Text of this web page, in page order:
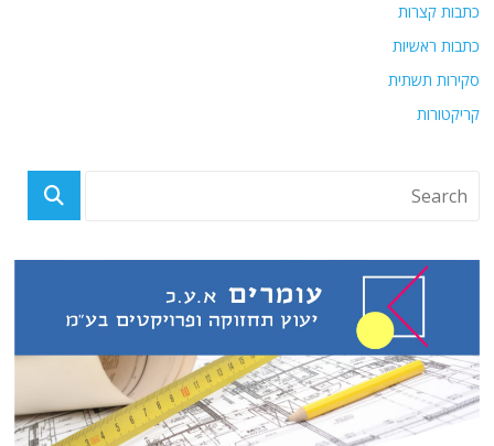
כתבות קצרות
כתבות ראשיות
סקירות תשתית
קריקטורות